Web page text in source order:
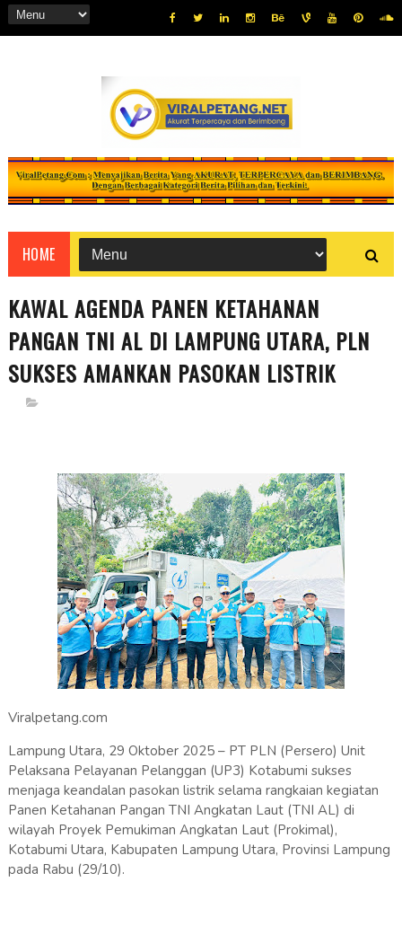
HOME
KAWAL AGENDA PANEN KETAHANAN
PANGAN TNI AL DI LAMPUNG UTARA, PLN
SUKSES AMANKAN PASOKAN LISTRIK
Viralpetang.com
Lampung Utara, 29 Oktober 2025 – PT PLN (Persero) Unit
Pelaksana Pelayanan Pelanggan (UP3) Kotabumi sukses
menjaga keandalan pasokan listrik selama rangkaian kegiatan
Panen Ketahanan Pangan TNI Angkatan Laut (TNI AL) di
wilayah Proyek Pemukiman Angkatan Laut (Prokimal),
Kotabumi Utara, Kabupaten Lampung Utara, Provinsi Lampung
pada Rabu (29/10).